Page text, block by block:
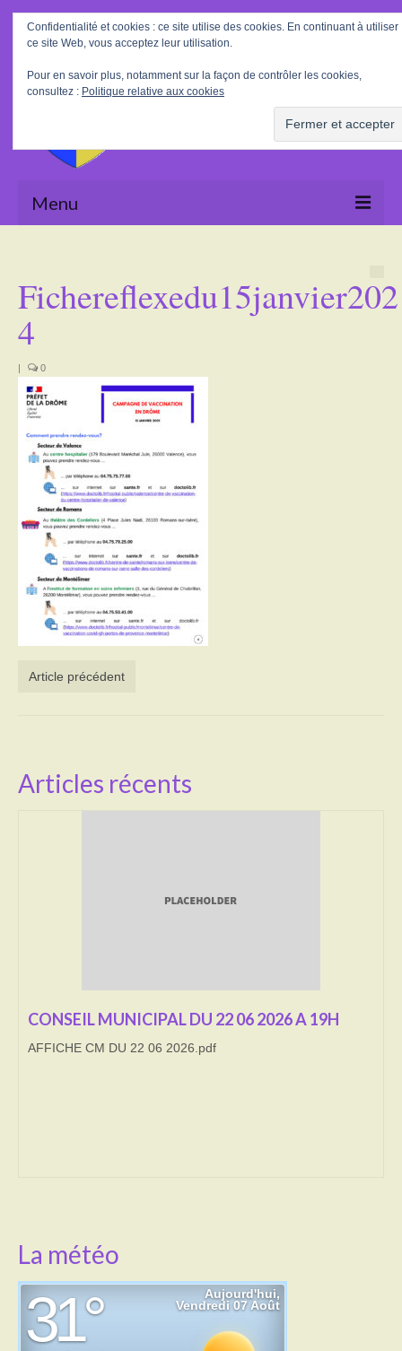
Rechercher
:
Menu
La Mairie
Tourisme
Actualités
Activités
Poésie
Contact
Heures d’ouverture
Démarches administratives
CONSEILLER NUMERIQUE
DECHETS VERTS
4
| 0
Article précédent
Articles récents
CONSEIL MUNICIPAL DU 22 06 2026 A 19H
AFFICHE CM DU 22 06 2026.pdf
La météo
Confidentialité et cookies : ce site utilise des cookies. En continuant à utiliser
ce site Web, vous acceptez leur utilisation.
Pour en savoir plus, notamment sur la façon de contrôler les cookies,
consultez : Politique relative aux cookies